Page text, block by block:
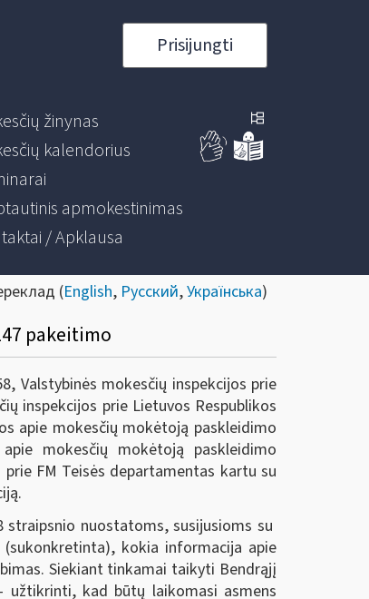
Prisijungti
žinynas
kalendorius
apmokestinimas
/ Apklausa
(English, Русский,Українська)
pakeitimo
Valstybinės mokesčių inspekcijos prie
inspekcijos prie Lietuvos Respublikos
apie mokesčių mokėtoją paskleidimo
mokesčių mokėtoją paskleidimo
FM Teisės departamentas kartu su
nuostatoms, susijusioms su
kokia informacija apie
Siekiant tinkamai taikyti Bendrąjį
užtikrinti, kad būtų laikomasi asmens